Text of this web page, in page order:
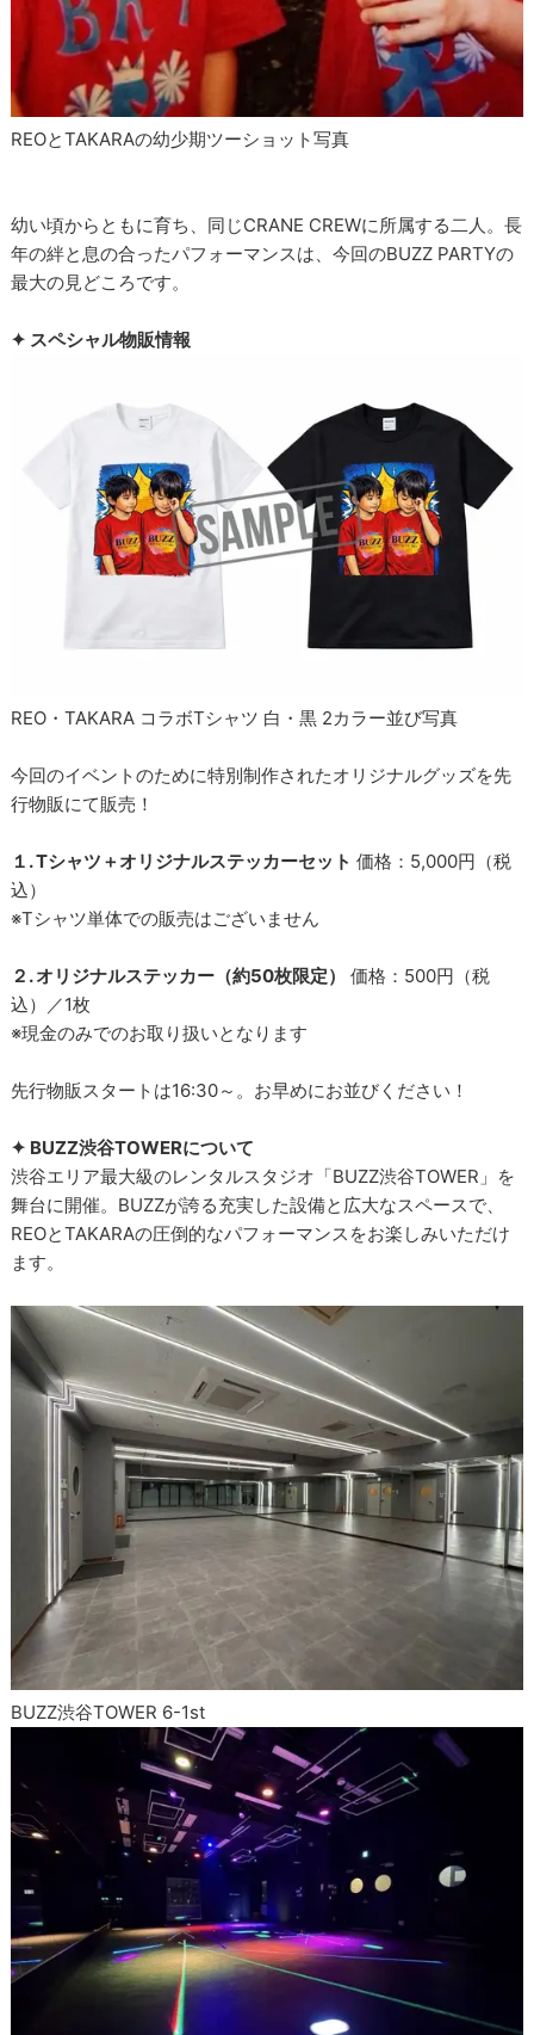
REOとTAKARAの幼少期ツーショット写真
幼い頃からともに育ち、同じCRANE CREWに所属する二人。長
年の絆と息の合ったパフォーマンスは、今回のBUZZ PARTYの
最大の見どころです。
✦ スペシャル物販情報
REO・TAKARA コラボTシャツ 白・黒 2カラー並び写真
今回のイベントのために特別制作されたオリジナルグッズを先
行物販にて販売！
１. Tシャツ＋オリジナルステッカーセット 価格：5,000円（税
込）
※Tシャツ単体での販売はございません
２. オリジナルステッカー（約50枚限定）
価格：500円（税
込）／1枚
※現金のみでのお取り扱いとなります
先行物販スタートは16:30～。お早めにお並びください！
✦ BUZZ渋谷TOWERについて
渋谷エリア最大級のレンタルスタジオ「BUZZ渋谷TOWER」を
舞台に開催。BUZZが誇る充実した設備と広大なスペースで、
REOとTAKARAの圧倒的なパフォーマンスをお楽しみいただけ
ます。
BUZZ渋谷TOWER 6-1st